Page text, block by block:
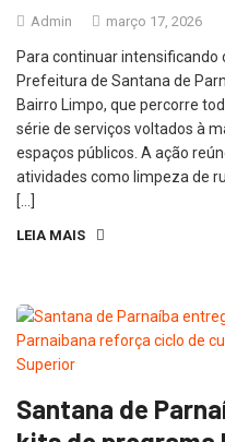
Admin março 17, 2026
Para continuar intensificando
Prefeitura de Santana de
Bairro Limpo, que percorre
série de serviços voltados à
espaços públicos. A ação
atividades como limpeza de
[…]
LEIA MAIS
Santana de